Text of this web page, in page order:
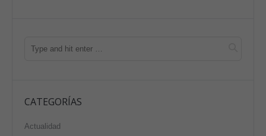
CATEGORÍAS
Actualidad